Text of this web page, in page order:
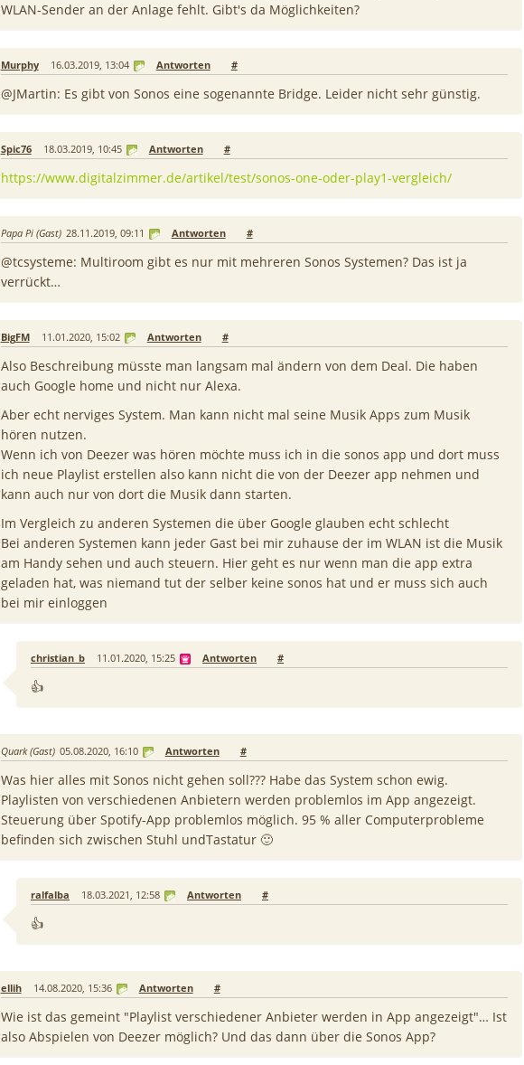
WLAN-Sender an der Anlage fehlt. Gibt's da Möglichkeiten?
Murphy 16.03.2019, 13:04 Antworten #
@JMartin: Es gibt von Sonos eine sogenannte Bridge. Leider nicht sehr günstig.
Spic76 18.03.2019, 10:45 Antworten #
https://www.digitalzimmer.de/artikel/test/sonos-one-oder-play1-vergleich/
Papa Pi (Gast) 28.11.2019, 09:11 Antworten #
@tcsysteme: Multiroom gibt es nur mit mehreren Sonos Systemen? Das ist ja
verrückt…
BigFM 11.01.2020, 15:02 Antworten #
Also Beschreibung müsste man langsam mal ändern von dem Deal. Die haben
auch Google home und nicht nur Alexa.
Aber echt nerviges System. Man kann nicht mal seine Musik Apps zum Musik
hören nutzen.
Wenn ich von Deezer was hören möchte muss ich in die sonos app und dort muss
ich neue Playlist erstellen also kann nicht die von der Deezer app nehmen und
kann auch nur von dort die Musik dann starten.
Im Vergleich zu anderen Systemen die über Google glauben echt schlecht
Bei anderen Systemen kann jeder Gast bei mir zuhause der im WLAN ist die Musik
am Handy sehen und auch steuern. Hier geht es nur wenn man die app extra
geladen hat, was niemand tut der selber keine sonos hat und er muss sich auch
bei mir einloggen
christian_b 11.01.2020, 15:25 Antworten #
👍
Quark (Gast) 05.08.2020, 16:10 Antworten #
Was hier alles mit Sonos nicht gehen soll??? Habe das System schon ewig.
Playlisten von verschiedenen Anbietern werden problemlos im App angezeigt.
Steuerung über Spotify-App problemlos möglich. 95 % aller Computerprobleme
befinden sich zwischen Stuhl undTastatur 🙂
ralfalba 18.03.2021, 12:58 Antworten #
👍
ellih 14.08.2020, 15:36 Antworten #
Wie ist das gemeint "Playlist verschiedener Anbieter werden in App angezeigt"… Ist
also Abspielen von Deezer möglich? Und das dann über die Sonos App?